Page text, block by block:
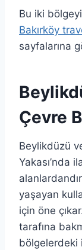
Bu iki
Bakırköy
sayfalarına
Çevre
Beylikdüzü
Yakası’nda
yaşayan
için öne
tarafına
bölgelerdeki